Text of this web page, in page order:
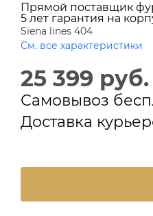
Прямой поставщик
5 лет гарантия на
Siena lines 404
См. все характеристики
25 399 руб.
Самовывоз
Доставка